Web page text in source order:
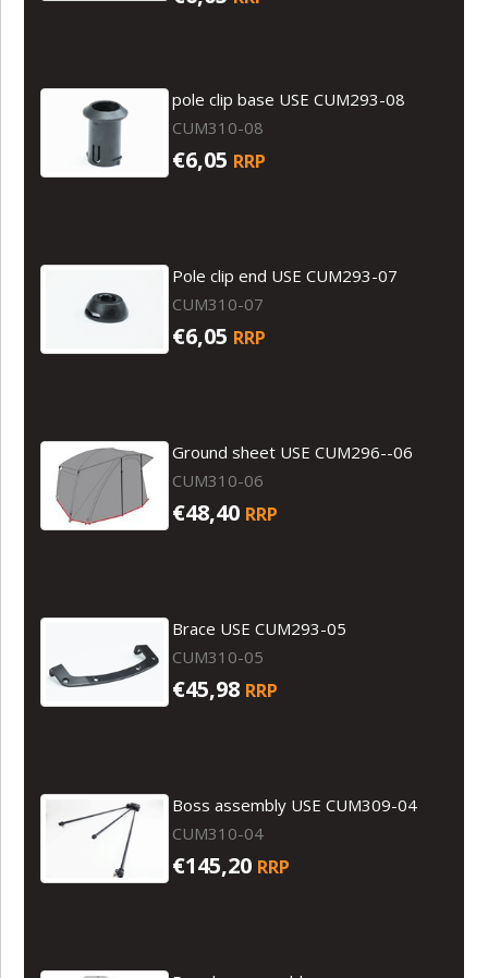
pole clip base USE CUM293-08
CUM310-08
€6,05 RRP
Pole clip end USE CUM293-07
CUM310-07
€6,05 RRP
Ground sheet USE CUM296--06
CUM310-06
€48,40 RRP
Brace USE CUM293-05
CUM310-05
€45,98 RRP
Boss assembly USE CUM309-04
CUM310-04
€145,20 RRP